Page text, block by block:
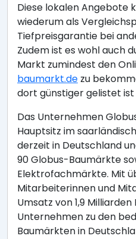
Diese lokalen Angebote
wiederum als
Tiefpreisgarantie bei
Zudem ist es wohl auch
Markt zumindest den
baumarkt.de zu
dort günstiger gelistet ist
Das Unternehmen
Hauptsitz im
derzeit in Deutschland
90 Globus-Baumärkte
Elektrofachmärkte. Mit
Mitarbeiterinnen und
Umsatz von 1,9
Unternehmen zu den
Baumärkten in